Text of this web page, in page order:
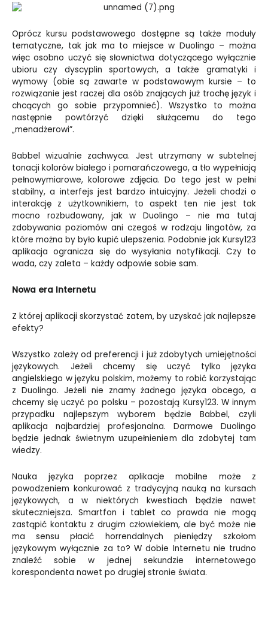
Oprócz kursu podstawowego dostępne są także moduły
tematyczne, tak jak ma to miejsce w Duolingo – można
więc osobno uczyć się słownictwa dotyczącego wyłącznie
ubioru czy dyscyplin sportowych, a także gramatyki i
wymowy (obie są zawarte w podstawowym kursie – to
rozwiązanie jest raczej dla osób znających już trochę język i
chcących go sobie przypomnieć). Wszystko to można
następnie powtórzyć dzięki służącemu do tego
„menadżerowi”.
Babbel wizualnie zachwyca. Jest utrzymany w subtelnej
tonacji kolorów białego i pomarańczowego, a tło wypełniają
pełnowymiarowe, kolorowe zdjęcia. Do tego jest w pełni
stabilny, a interfejs jest bardzo intuicyjny. Jeżeli chodzi o
interakcję z użytkownikiem, to aspekt ten nie jest tak
mocno rozbudowany, jak w Duolingo – nie ma tutaj
zdobywania poziomów ani czegoś w rodzaju lingotów, za
które można by było kupić ulepszenia. Podobnie jak Kursy123
aplikacja ogranicza się do wysyłania notyfikacji. Czy to
wada, czy zaleta – każdy odpowie sobie sam.
Nowa era Internetu
Z której aplikacji skorzystać zatem, by uzyskać jak najlepsze
efekty?
Wszystko zależy od preferencji i już zdobytych umiejętności
językowych. Jeżeli chcemy się uczyć tylko języka
angielskiego w języku polskim, możemy to robić korzystając
z Duolingo. Jeżeli nie znamy żadnego języka obcego, a
chcemy się uczyć po polsku – pozostają Kursy123. W innym
przypadku najlepszym wyborem będzie Babbel, czyli
aplikacja najbardziej profesjonalna. Darmowe Duolingo
będzie jednak świetnym uzupełnieniem dla zdobytej tam
wiedzy.
Nauka języka poprzez aplikacje mobilne może z
powodzeniem konkurować z tradycyjną nauką na kursach
językowych, a w niektórych kwestiach będzie nawet
skuteczniejsza. Smartfon i tablet co prawda nie mogą
zastąpić kontaktu z drugim człowiekiem, ale być może nie
ma sensu płacić horrendalnych pieniędzy szkołom
językowym wyłącznie za to? W dobie Internetu nie trudno
znaleźć sobie w jednej sekundzie internetowego
korespondenta nawet po drugiej stronie świata.